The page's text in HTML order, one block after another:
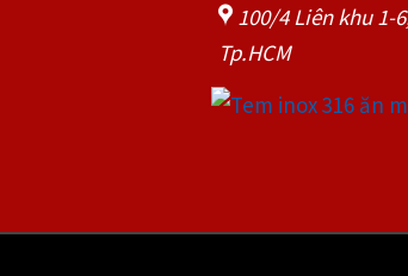
100/4 Liên khu 1-
Tp.HCM